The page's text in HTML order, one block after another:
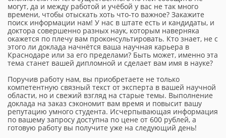
могут, да и между работой и учёбой у вас не так много
времени, чтобы отыскать хоть что-то важное? Закажите
поиск информации нам! У нас в штате есть и кандидаты, и
доктора совершенно разных наук, которым наверняка
окажется по плечу вам проконсультировать. Кто знает, не с
этого ли доклада начнётся ваша научная карьера в
Краснодаре или за его пределами? Быть может, именно эта
тема станет вашей дипломной и сделает вам имя в науке?
Поручив работу нам, вы приобретаете не только
компетентную связный текст от эксперта в вашей научной
области, но и свежий взгляд на старые темы. Выполнение
доклада на заказ сэкономит вам время и повысит вашу
репутацию умного студента. Исчерпывающая информация
по вашему запросу доступна по цене от 600 рублей, а
готовую работу вы получите уже на следующий день!